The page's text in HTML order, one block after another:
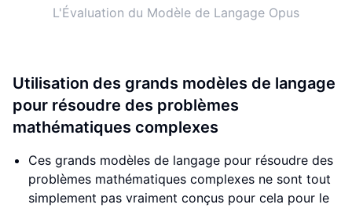
L'Évaluation du Modèle de Langage Opus
Utilisation des grands modèles de langage
pour résoudre des problèmes
mathématiques complexes
Ces grands modèles de langage pour résoudre des
problèmes mathématiques complexes ne sont tout
simplement pas vraiment conçus pour cela pour le